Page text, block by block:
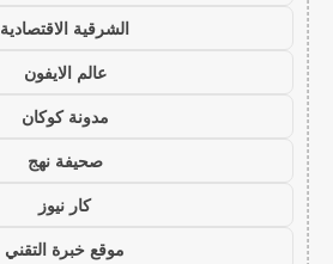
الشرقية الاقتصادية
عالم الايفون
مدونة كوكان
صحيفة نهج
كار نيوز
موقع خبرة التقني